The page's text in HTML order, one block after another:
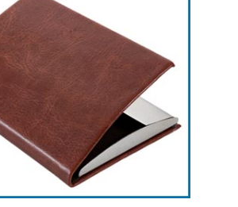
هدایای تبلیغاتی جاکارتی -- کد L21